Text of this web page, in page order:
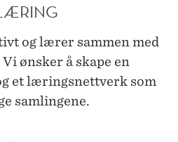
og lærer sammen med
ønsker å skape en
et læringsnettverk som
samlingene.